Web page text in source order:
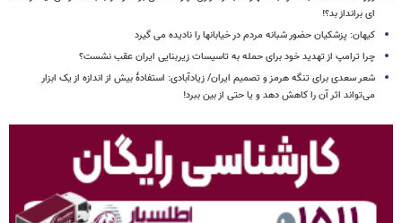
ای برانداز بد؟!
کیهان: پزشکیان حضور شبانه مردم در خیابانها را نادیده می گیرد
چرا ترامپ از تهدید خود برای حمله به تاسیسات زیربنایی ایران عقب نشست؟
شعر سعدی برای تنگه هرمز و تصمیم ایران/ زیادآبادی: استفادهٔ بیش از اندازه از یک ابزار
می‌تواند اثر آن را کاهش دهد و یا حتی از بین ببرد!